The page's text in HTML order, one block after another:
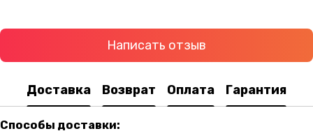
Написать отзыв
Доставка Возврат Оплата Гарантия
Способы доставки: